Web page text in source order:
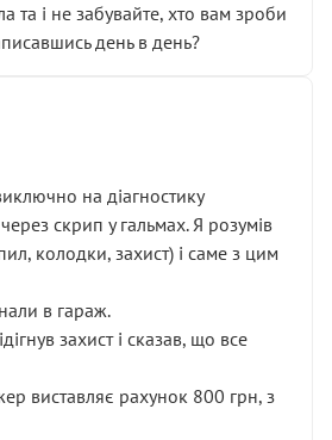
та і не забувайте, хто вам зроби
день в день?
на діагностику
скрип у гальмах. Я розумів
колодки, захист) і саме з цим
в гараж.
захист і сказав, що все
виставляє рахунок 800 грн, з